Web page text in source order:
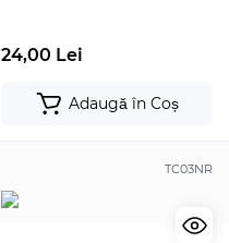
24,00 Lei
Adaugă în Coș
TC03NR